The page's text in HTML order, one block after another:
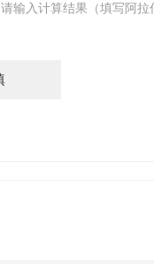
请输入计算结果（填写阿